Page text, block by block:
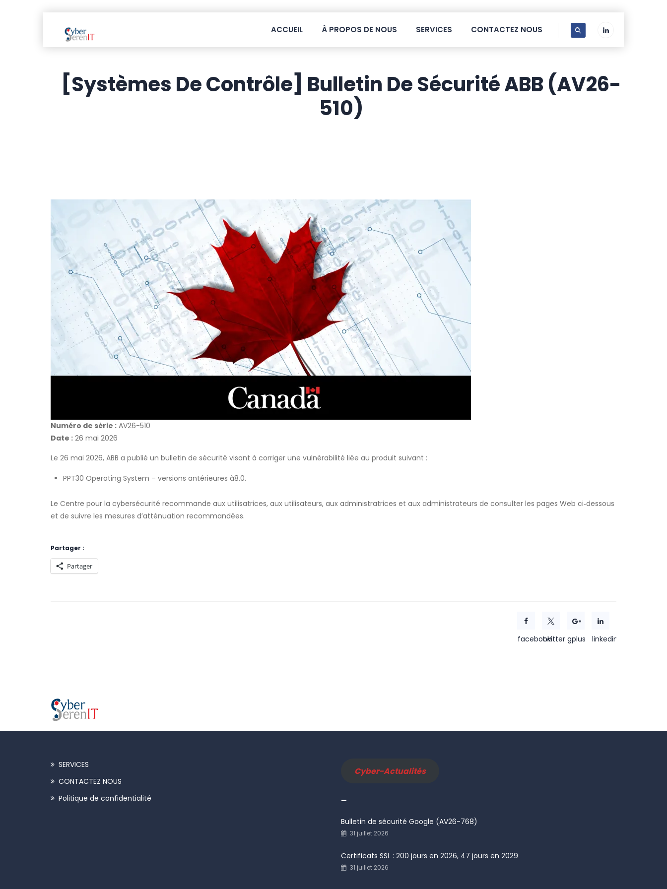
ACCUEIL À PROPOS DE NOUS SERVICES CONTACTEZ NOUS
[Systèmes De Contrôle] Bulletin De Sécurité ABB (AV26-
510)
Numéro de série : AV26-510
Date : 26 mai 2026
Le 26 mai 2026, ABB a publié un bulletin de sécurité visant à corriger une vulnérabilité liée au produit suivant :
PPT30 Operating System – versions antérieures à8.0.
Le Centre pour la cybersécurité recommande aux utilisatrices, aux utilisateurs, aux administratrices et aux administrateurs de consulter les pages Web ci‑dessous
et de suivre les mesures d’atténuation recommandées.
Partager :
Partager
facebooktwitter gplus linkedin
SERVICES
CONTACTEZ NOUS
Politique de confidentialité
Cyber-Actualités
–
Bulletin de sécurité Google (AV26-768)
31 juillet 2026
Certificats SSL : 200 jours en 2026, 47 jours en 2029
31 juillet 2026